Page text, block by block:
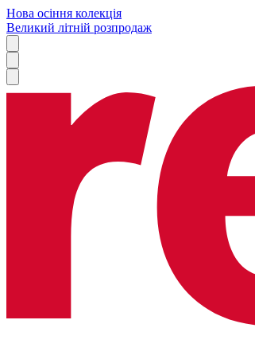
Нова осіння колекція
Великий літній розпродаж